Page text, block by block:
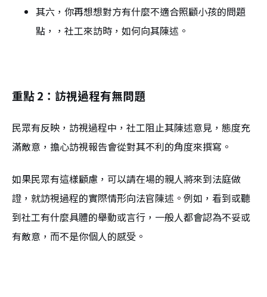
其六，你再想想對方有什麼不適合照顧小孩的問題
點，，社工來訪時，如何向其陳述。
重點 2：訪視過程有無問題
民眾有反映，訪視過程中，社工阻止其陳述意見，態度充
滿敵意，擔心訪視報告會從對其不利的角度來撰寫。
如果民眾有這樣顧慮，可以請在場的親人將來到法庭做
證，就訪視過程的實際情形向法官陳述。例如，看到或聽
到社工有什麼具體的舉動或言行，一般人都會認為不妥或
有敵意，而不是你個人的感受。